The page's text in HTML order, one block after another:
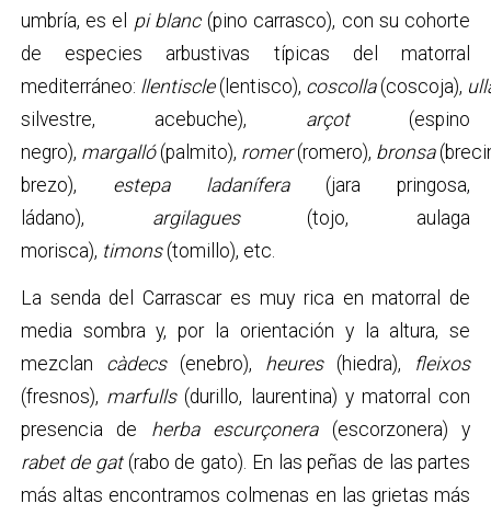
umbría, es el pi blanc (pino carrasco), con su cohorte
de especies arbustivas típicas del matorral
mediterráneo: llentiscle (lentisco), coscolla (coscoja),
silvestre, acebuche), arçot (espino
negro), margalló (palmito), romer(romero), bronsa
brezo), estepa ladanífera (jara pringosa,
ládano), argilagues (tojo, aulaga
morisca), timons (tomillo), etc.
La senda del Carrascar es muy rica en matorral de
media sombra y, por la orientación y la altura, se
mezclan càdecs (enebro), heures (hiedra), fleixos
(fresnos), marfulls (durillo, laurentina) y matorral con
presencia de herba escurçonera(escorzonera) y
rabet de gat(rabo de gato). En las peñas de las partes
más altas encontramos colmenas en las grietas más